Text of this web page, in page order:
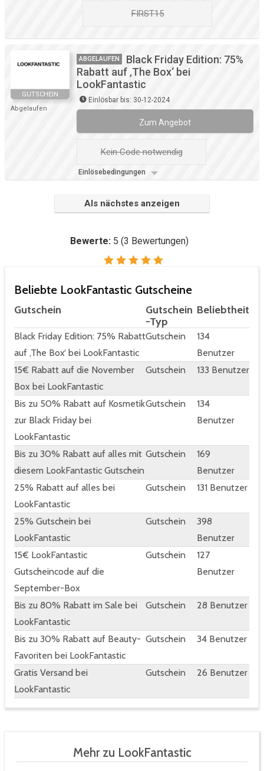
FIRST15
GUTSCHEIN
Abgelaufen
ABGELAUFEN
Black Friday Edition: 75%
Rabatt auf ‚The Box‘ bei
LookFantastic
Einlösbar bis: 30-12-2024
Zum Angebot
Kein Code notwendig
Einlösebedingungen
Als nächstes anzeigen
Bewerte: 5 (3 Bewertungen)
Beliebte LookFantastic Gutscheine
Gutschein
Gutschein
-Typ
Beliebtheit
Black Friday Edition: 75% Rabatt
auf ‚The Box‘ bei LookFantastic
Gutschein
134
Benutzer
15€ Rabatt auf die November
Box bei LookFantastic
Gutschein 133 Benutzer
Bis zu 50% Rabatt auf Kosmetik
zur Black Friday bei
LookFantastic
Gutschein
134
Benutzer
Bis zu 30% Rabatt auf alles mit
diesem LookFantastic Gutschein
Gutschein
169
Benutzer
25% Rabatt auf alles bei
LookFantastic
Gutschein 131 Benutzer
25% Gutschein bei
LookFantastic
Gutschein
398
Benutzer
15€ LookFantastic
Gutscheincode auf die
September-Box
Gutschein
127
Benutzer
Bis zu 80% Rabatt im Sale bei
LookFantastic
Gutschein 28 Benutzer
Bis zu 30% Rabatt auf Beauty-
Favoriten bei LookFantastic
Gutschein 34 Benutzer
Gratis Versand bei
LookFantastic
Gutschein 26 Benutzer
Mehr zu LookFantastic